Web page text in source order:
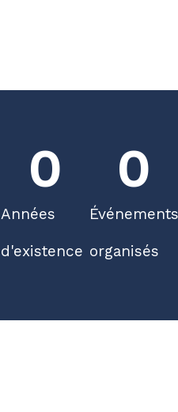
Années
d'existence
0
Événements
organisés
0